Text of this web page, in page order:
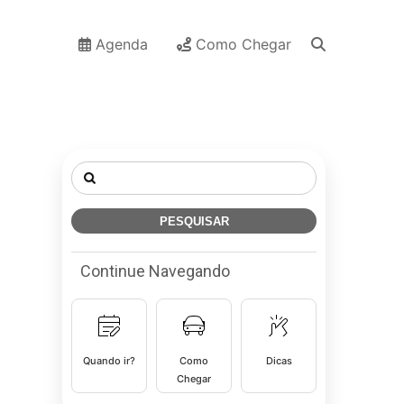
Agenda Como Chegar
Pesquisar
por:
Continue Navegando
Quando ir?
Como
Chegar
Dicas